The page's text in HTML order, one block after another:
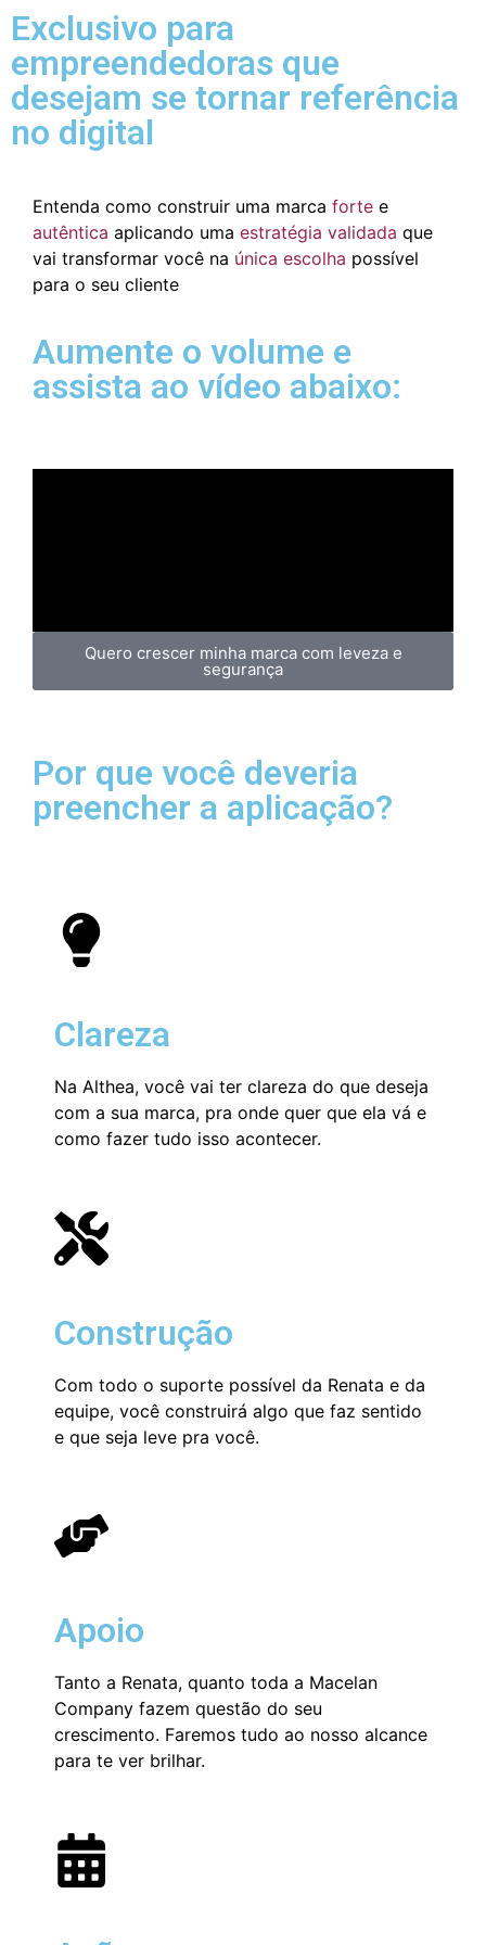
Exclusivo para
empreendedoras que
desejam se tornar referência
no digital
Entenda como construir uma marca forte e
autêntica aplicando uma estratégia validada que
vai transformar você na única escolha possível
para o seu cliente
Aumente o volume e
assista ao vídeo abaixo:
Quero crescer minha marca com leveza e
segurança
Por que você deveria
preencher a aplicação?
Clareza
Na Althea, você vai ter clareza do que deseja
com a sua marca, pra onde quer que ela vá e
como fazer tudo isso acontecer.
Construção
Com todo o suporte possível da Renata e da
equipe, você construirá algo que faz sentido
e que seja leve pra você.
Apoio
Tanto a Renata, quanto toda a Macelan
Company fazem questão do seu
crescimento. Faremos tudo ao nosso alcance
para te ver brilhar.